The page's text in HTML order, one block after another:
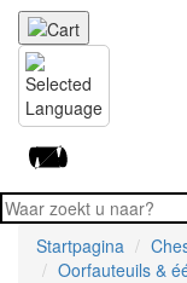
Startpagina
Oorfauteuils &